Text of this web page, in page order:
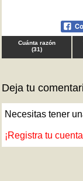
Cuánta razón
(31)
Deja tu
Necesitas tener
¡Registra tu